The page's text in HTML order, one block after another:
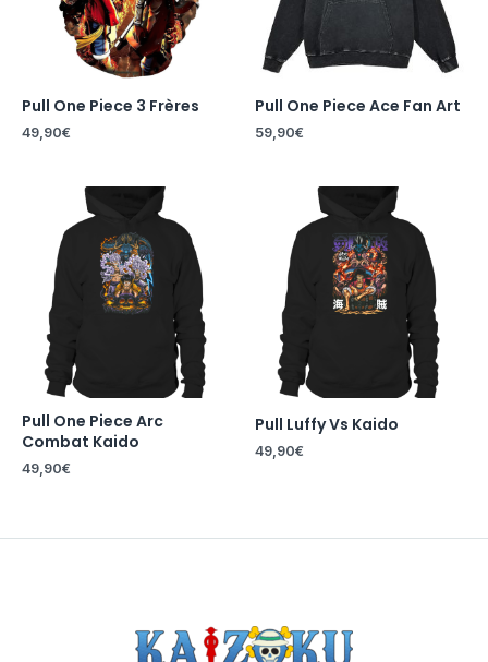
Pull One Piece 3 Frères
49,90€
Pull One Piece Ace Fan Art
59,90€
Pull One Piece Arc
Combat Kaido
49,90€
Pull Luffy Vs Kaido
49,90€